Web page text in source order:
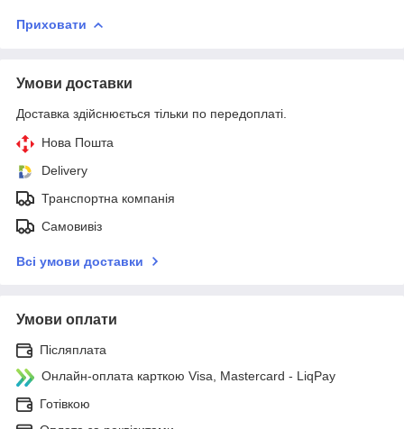
Приховати
Умови доставки
Доставка здійснюється тільки по передоплаті.
Нова Пошта
Delivery
Транспортна компанія
Самовивіз
Всі умови доставки
Умови оплати
Післяплата
Онлайн-оплата карткою Visa, Mastercard - LiqPay
Готівкою